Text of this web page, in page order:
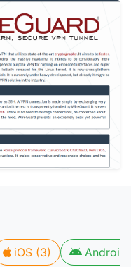
iOS (3) Android